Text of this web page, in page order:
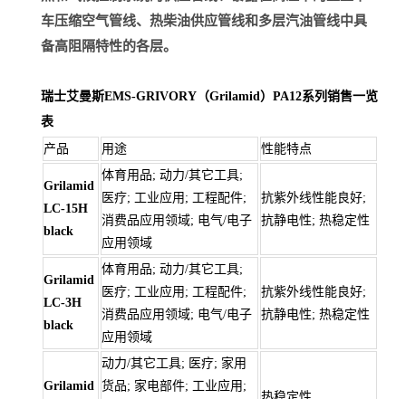
车压缩空气管线、热柴油供应管线和多层汽油管线中具
备高阻隔特性的各层。
瑞士艾曼斯EMS-GRIVORY（Grilamid）PA12系列销售一览
表
产品
用途 性能特点
Grilamid
LC-15H
black
体育用品; 动力/其它工具;
医疗; 工业应用; 工程配件;
消费品应用领域; 电气/电子
应用领域
抗紫外线性能良好;
抗静电性; 热稳定性
Grilamid
LC-3H
black
体育用品; 动力/其它工具;
医疗; 工业应用; 工程配件;
消费品应用领域; 电气/电子
应用领域
抗紫外线性能良好;
抗静电性; 热稳定性
Grilamid
动力/其它工具; 医疗; 家用
货品; 家电部件; 工业应用;